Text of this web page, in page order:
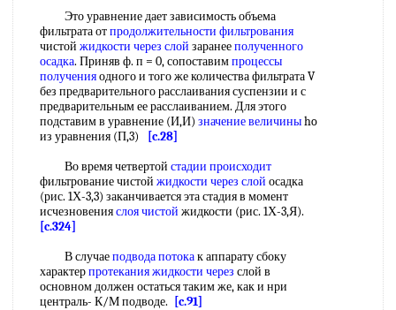
Это уравнение дает зависимость объема
фильтрата отпродолжительности фильтрования
чистой жидкости через слой заранееполученного
осадка. Приняв ф. п = 0, сопоставимпроцессы
полученияодного и того же количества фильтрата V
без предварительного расслаивания суспензии и с
предварительным ее расслаиванием. Для этого
подставим в уравнение (И,И) значение величиныho
из уравнения (П,3)
[c.28]
Во время четвертой стадии происходит
фильтрование чистой жидкости через слой осадка
(рис. 1Х-3,3) заканчивается эта стадия в момент
исчезновенияслоя чистой жидкости (рис. 1Х-3,Я).
[c.324]
В случаеподвода потокак аппарату сбоку
характерпротекания жидкости через слой в
основном должен остаться таким же, как и нри
централь- К/М подводе.
[c.91]